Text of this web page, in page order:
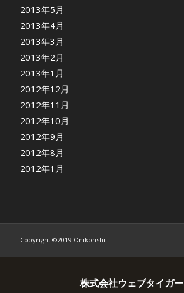
2013年5月
2013年4月
2013年3月
2013年2月
2013年1月
2012年12月
2012年11月
2012年10月
2012年9月
2012年8月
2012年1月
Copyright ©2019 Onikohshi
株式会社ウェブタイガー